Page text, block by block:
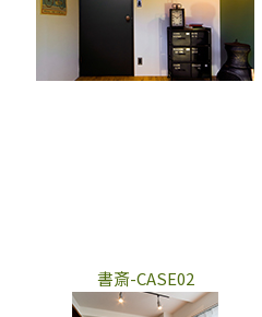
書斎-CASE02